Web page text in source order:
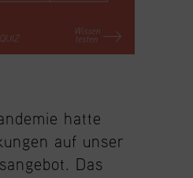
hatte
auf unser
Das